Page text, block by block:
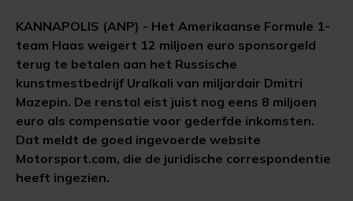
KANNAPOLIS (ANP) - Het Amerikaanse Formule 1-
team Haas weigert 12 miljoen euro sponsorgeld
terug te betalen aan het Russische
kunstmestbedrijf Uralkali van miljardair Dmitri
Mazepin. De renstal eist juist nog eens 8 miljoen
euro als compensatie voor gederfde inkomsten.
Dat meldt de goed ingevoerde website
Motorsport.com, die de juridische correspondentie
heeft ingezien.